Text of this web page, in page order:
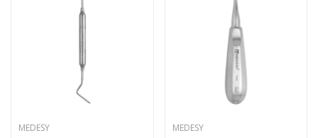
MEDESY
MEDESY